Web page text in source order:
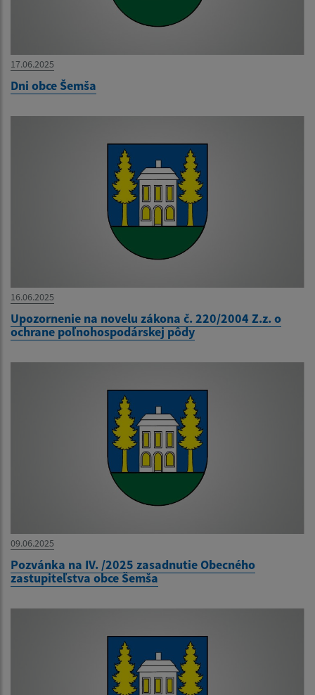
17.06.2025
Dni obce Šemša
16.06.2025
Upozornenie na novelu zákona č. 220/2004 Z.z. o
ochrane poľnohospodárskej pôdy
09.06.2025
Pozvánka na IV. /2025 zasadnutie Obecného
zastupiteľstva obce Šemša